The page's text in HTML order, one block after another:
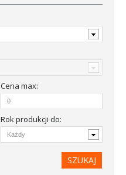
Cena max:
Rok produkcji do: